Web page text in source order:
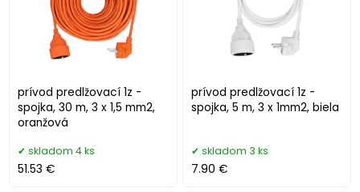
prívod predlžovací 1z -
spojka, 30 m, 3 x 1,5 mm2,
oranžová
skladom 4 ks
51.53 €
prívod predlžovací 1z -
spojka, 5 m, 3 x 1mm2, biela
skladom 3 ks
7.90 €